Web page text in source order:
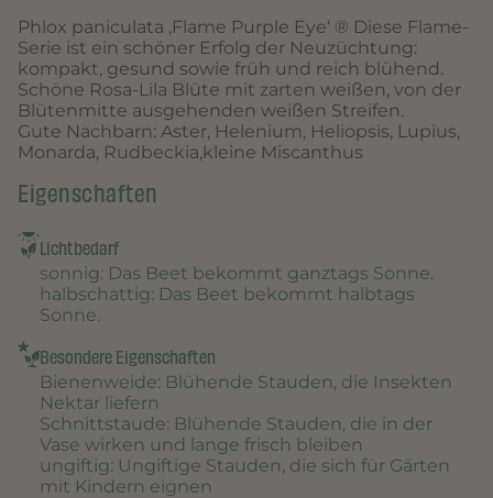
Phlox paniculata ‚Flame Purple Eye‘ ® Diese Flame-
Serie ist ein schöner Erfolg der Neuzüchtung:
kompakt, gesund sowie früh und reich blühend.
Schöne Rosa-Lila Blüte mit zarten weißen, von der
Blütenmitte ausgehenden weißen Streifen.
Gute Nachbarn: Aster, Helenium, Heliopsis, Lupius,
Monarda, Rudbeckia,kleine Miscanthus
Eigenschaften
Lichtbedarf
sonnig: Das Beet bekommt ganztags Sonne.
halbschattig: Das Beet bekommt halbtags
Sonne.
Besondere Eigenschaften
Bienenweide: Blühende Stauden, die Insekten
Nektar liefern
Schnittstaude: Blühende Stauden, die in der
Vase wirken und lange frisch bleiben
ungiftig: Ungiftige Stauden, die sich für Gärten
mit Kindern eignen